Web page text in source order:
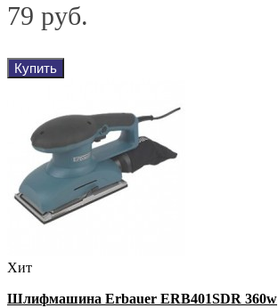
79 руб.
Купить
Хит
Шлифмашина Erbauer ERB401SDR 360w